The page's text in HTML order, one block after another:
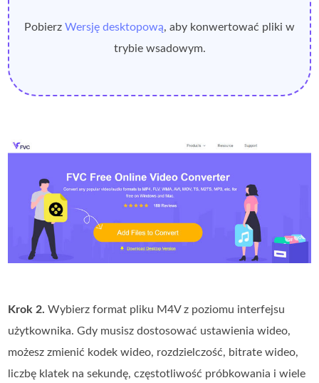
Pobierz Wersję desktopową, aby konwertować pliki w
trybie wsadowym.
Krok 2. Wybierz format pliku M4V z poziomu interfejsu
użytkownika. Gdy musisz dostosować ustawienia wideo,
możesz zmienić kodek wideo, rozdzielczość, bitrate wideo,
liczbę klatek na sekundę, częstotliwość próbkowania i wiele